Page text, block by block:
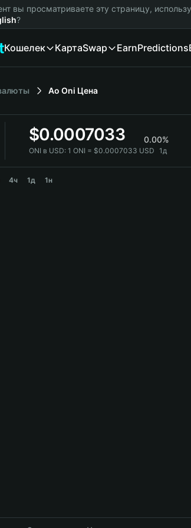
вы просматриваете эту страницу,
?
Кошелек КартаSwap EarnPredictions
Ao Oni Цена
$0.0007033 0.00%
ONI в USD: 1 ONI = $0.0007033 USD 1д
4ч 1д 1н